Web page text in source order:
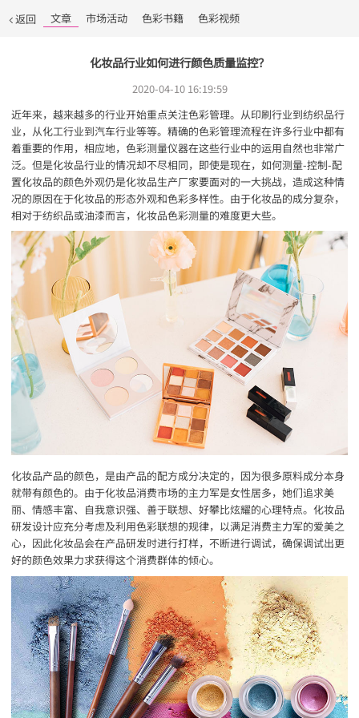
返回 文章 市场活动 色彩书籍 色彩视频
化妆品行业如何进行颜色质量监控？
2020-04-10 16:19:59
近年来，越来越多的行业开始重点关注色彩管理。从印刷行业到纺织品行
业，从化工行业到汽车行业等等。精确的色彩管理流程在许多行业中都有
着重要的作用，相应地，色彩测量仪器在这些行业中的运用自然也非常广
泛。但是化妆品行业的情况却不尽相同，即使是现在，如何测量-控制-配
置化妆品的颜色外观仍是化妆品生产厂家要面对的一大挑战，造成这种情
况的原因在于化妆品的形态外观和色彩多样性。由于化妆品的成分复杂，
相对于纺织品或油漆而言，化妆品色彩测量的难度更大些。
化妆品产品的颜色，是由产品的配方成分决定的，因为很多原料成分本身
就带有颜色的。由于化妆品消费市场的主力军是女性居多，她们追求美
丽、情感丰富、自我意识强、善于联想、好攀比炫耀的心理特点。化妆品
研发设计应充分考虑及利用色彩联想的规律，以满足消费主力军的爱美之
心，因此化妆品会在产品研发时进行打样，不断进行调试，确保调试出更
好的颜色效果力求获得这个消费群体的倾心。